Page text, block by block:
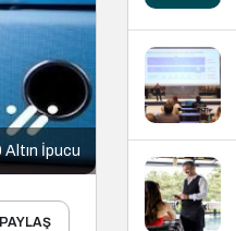
Altın İpucu
PAYLAŞ